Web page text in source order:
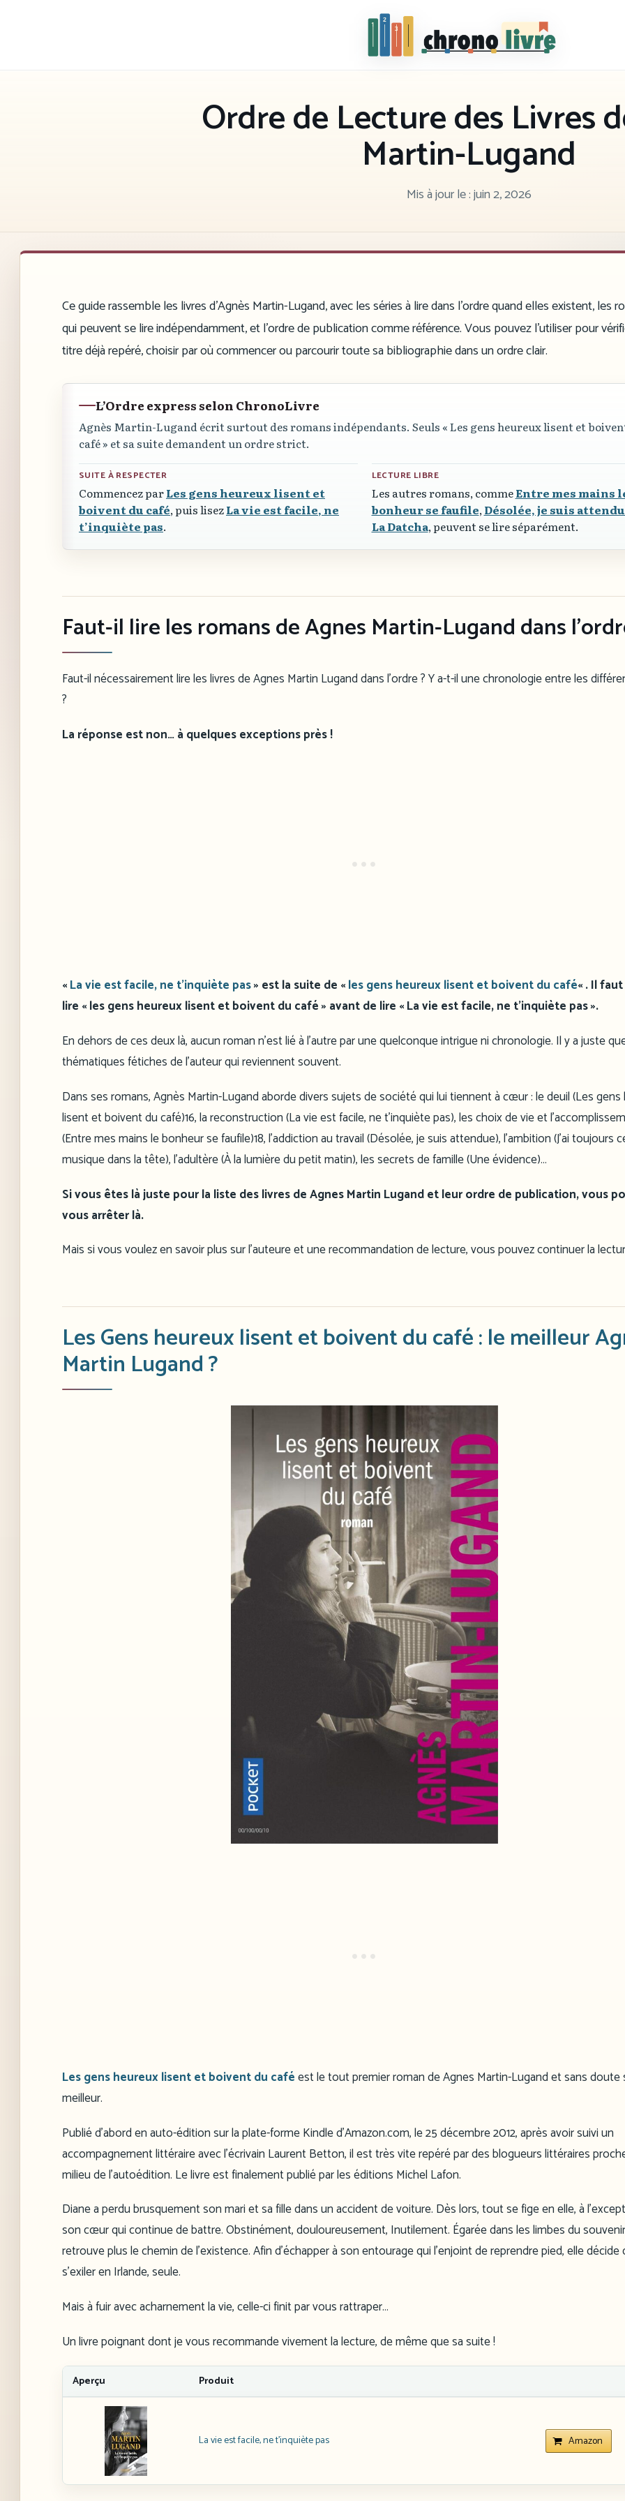
Chronolivre
Ordre de Lecture des Livres
Martin-Lugand
Mis à jour le :juin 2, 2026
Ce guide rassemble les livres d’Agnès Martin-Lugand, avec les séries à lire dans l’ordre quand elles existent, les
qui peuvent se lire indépendamment, et l’ordre de publication comme référence. Vous pouvez l’utiliser pour
titre déjà repéré, choisir par où commencer ou parcourir toute sa bibliographie dans un ordre clair.
L’Ordre express selon ChronoLivre
Agnès Martin-Lugand écrit surtout des romans indépendants. Seuls « Les gens heureux lisent et
café » et sa suite demandent un ordre strict.
SUITE À RESPECTER
Commencez parLes gens heureux lisent et
boivent du café, puis lisezLa vie est facile, ne
t’inquiète pas.
LECTURE LIBRE
Les autres romans, commeEntre mes mains
bonheur se faufile,Désolée, je suis
La Datcha, peuvent se lire séparément.
Faut-il lire les romans de Agnes Martin-Lugand dans
Faut-il nécessairement lire les livres de Agnes Martin Lugand dans l’ordre ? Y a-t-il une chronologie entre les
?
La réponse est non… à quelques exceptions près !
«La vie est facile, ne t’inquiète pas» est la suite de «les gens heureux lisent et boivent du café« . Il
lire « les gens heureux lisent et boivent du café » avant de lire « La vie est facile, ne t’inquiète pas ».
En dehors de ces deux là, aucun roman n’est lié à l’autre par une quelconque intrigue ni chronologie. Il y a juste
thématiques fétiches de l’auteur qui reviennent souvent.
Dans ses romans, Agnès Martin-Lugand aborde divers sujets de société qui lui tiennent à cœur : le deuil (Les
lisent et boivent du café)16, la reconstruction (La vie est facile, ne t’inquiète pas), les choix de vie et
(Entre mes mains le bonheur se faufile)18, l’addiction au travail (Désolée, je suis attendue), l’ambition (J’ai toujours
musique dans la tête), l’adultère (À la lumière du petit matin), les secrets de famille (Une évidence)…
Si vous êtes là juste pour la liste des livres de Agnes Martin Lugand et leur ordre de publication, vous
vous arrêter là.
Mais si vous voulez en savoir plus sur l’auteure et une recommandation de lecture, vous pouvez continuer la
Les Gens heureux lisent et boivent du café : le meilleur
Martin Lugand ?
Les gens heureux lisent et boivent du caféest le tout premier roman de Agnes Martin-Lugand et sans doute
meilleur.
Publié d’abord en auto-édition sur la plate-forme Kindle d’Amazon.com, le 25 décembre 2012, après avoir suivi un
accompagnement littéraire avec l’écrivain Laurent Betton, il est très vite repéré par des blogueurs littéraires
milieu de l’autoédition. Le livre est finalement publié par les éditions Michel Lafon.
Diane a perdu brusquement son mari et sa fille dans un accident de voiture. Dès lors, tout se fige en elle, à
son cœur qui continue de battre. Obstinément, douloureusement, Inutilement. Égarée dans les limbes du
retrouve plus le chemin de l’existence. Afin d’échapper à son entourage qui l’enjoint de reprendre pied, elle décide
s’exiler en Irlande, seule.
Mais à fuir avec acharnement la vie, celle-ci finit par vous rattraper…
Un livre poignant dont je vous recommande vivement la lecture, de même que sa suite !
Aperçu Produit
La vie est facile, ne t’inquiète pas Amazon